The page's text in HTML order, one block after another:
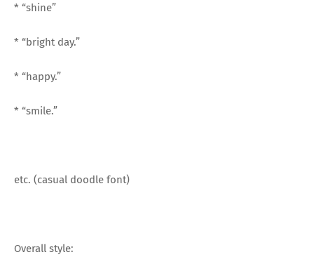
* “shine”
* “bright day.”
* “happy.”
* “smile.”
etc. (casual doodle font)
Overall style: